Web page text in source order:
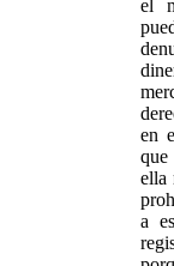
el
en
ella
a